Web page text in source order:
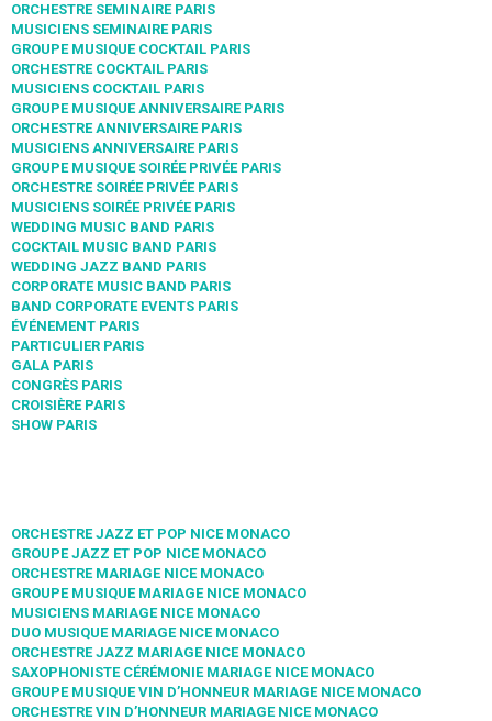
ORCHESTRE SEMINAIRE PARIS
MUSICIENS SEMINAIRE PARIS
GROUPE MUSIQUE COCKTAIL PARIS
ORCHESTRE COCKTAIL PARIS
MUSICIENS COCKTAIL PARIS
GROUPE MUSIQUE ANNIVERSAIRE PARIS
ORCHESTRE ANNIVERSAIRE PARIS
MUSICIENS ANNIVERSAIRE PARIS
GROUPE MUSIQUE SOIRÉE PRIVÉE PARIS
ORCHESTRE SOIRÉE PRIVÉE PARIS
MUSICIENS SOIRÉE PRIVÉE PARIS
WEDDING MUSIC BAND PARIS
COCKTAIL MUSIC BAND PARIS
WEDDING JAZZ BAND PARIS
CORPORATE MUSIC BAND PARIS
BAND CORPORATE EVENTS PARIS
ÉVÉNEMENT PARIS
PARTICULIER PARIS
GALA PARIS
CONGRÈS PARIS
CROISIÈRE PARIS
SHOW PARIS
ORCHESTRE JAZZ ET POP NICE MONACO
GROUPE JAZZ ET POP NICE MONACO
ORCHESTRE MARIAGE NICE MONACO
GROUPE MUSIQUE MARIAGE NICE MONACO
MUSICIENS MARIAGE NICE MONACO
DUO MUSIQUE MARIAGE NICE MONACO
ORCHESTRE JAZZ MARIAGE NICE MONACO
SAXOPHONISTE CÉRÉMONIE MARIAGE NICE MONACO
GROUPE MUSIQUE VIN D’HONNEUR MARIAGE NICE MONACO
ORCHESTRE VIN D’HONNEUR MARIAGE NICE MONACO